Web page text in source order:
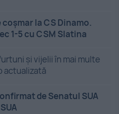
la CS Dinamo.
1-5 cu CSM Slatina
și vijelii în mai multe
actualizată
de Senatul SUA